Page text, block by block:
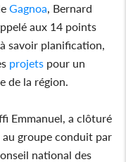
Gagnoa , Bernard
aux 14 points
savoir planification,
projets pour un
de la région.
Emmanuel, a clôturé
au groupe conduit par
national des